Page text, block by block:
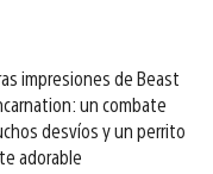
impresiones de Beast
un combate
desvíos y un perrito
adorable